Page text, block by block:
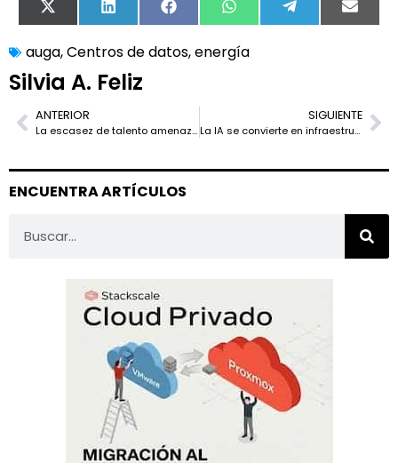
X
(Twitter)
LinkedIn FacebookWhatsApp TelegramEmail
auga,Centros de datos,energía
Silvia A. Feliz
ANTERIOR
La escasez de talento amenaza el boom de los chips en Estados Unidos
SIGUIENTE
La IA se convierte en infraestructura estratégica: Europa no puede depender solo de EEUU y China
ENCUENTRA ARTÍCULOS